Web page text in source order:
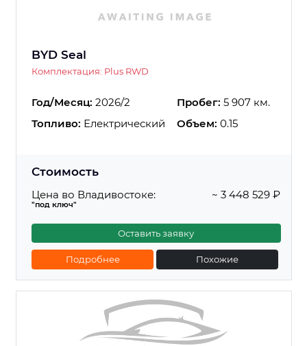
BYD Seal
Комплектация: Plus RWD
Год/Месяц: 2026/2 Пробег: 5 907 км.
Топливо: Електрический Объем: 0.15
Стоимость
Цена во Владивостоке:
"под ключ"
~ 3 448 529 ₽
Оставить заявку
Подробнее Похожие